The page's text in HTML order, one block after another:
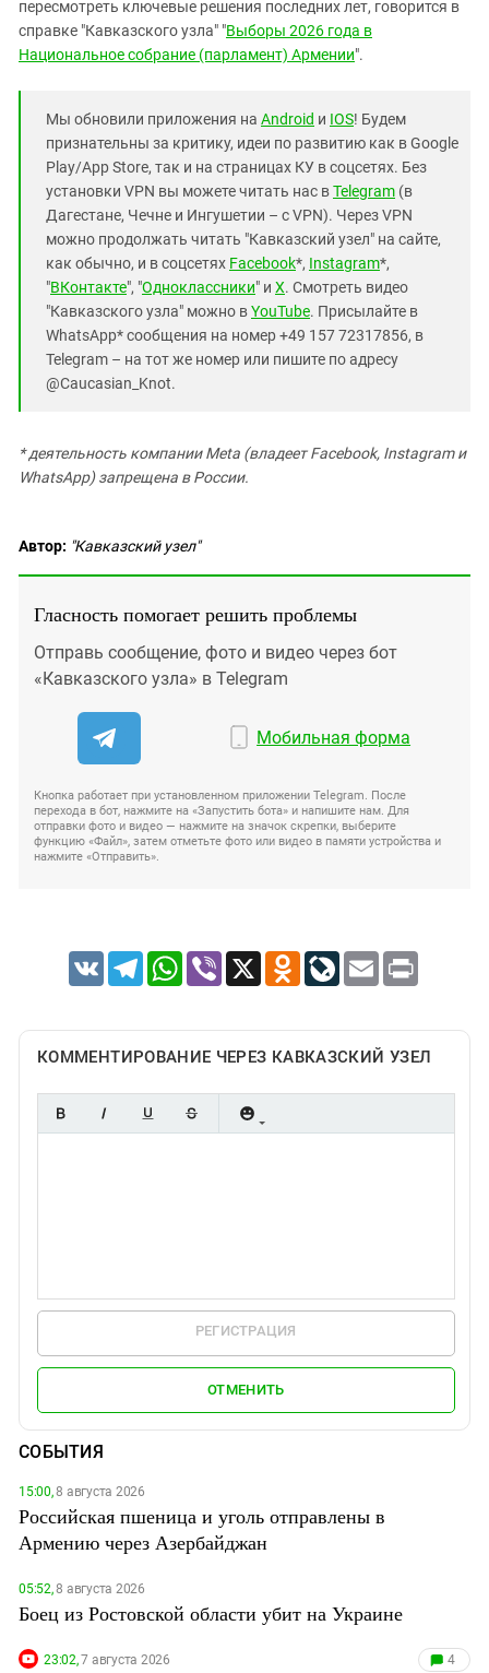
пересмотреть ключевые решения последних лет, говорится в
справке "Кавказского узла" "Выборы 2026 года в
Национальное собрание (парламент) Армении".
Мы обновили приложения на Android и IOS! Будем
признательны за критику, идеи по развитию как в Google
Play/App Store, так и на страницах КУ в соцсетях. Без
установки VPN вы можете читать нас вTelegram (в
Дагестане, Чечне и Ингушетии – с VPN). Через VPN
можно продолжать читать "Кавказский узел" на сайте,
как обычно, и в соцсетях Facebook*, Instagram*,
"ВКонтакте", "Одноклассники" и X. Смотреть видео
"Кавказского узла" можно вYouTube. Присылайте в
WhatsApp* сообщения на номер +49 157 72317856, в
Telegram – на тот же номер или пишите по адресу
@Caucasian_Knot.
* деятельность компании Meta (владеет Facebook, Instagram и
WhatsApp) запрещена в России.
Автор: "Кавказский узел"
Гласность помогает решить проблемы
Отправь сообщение, фото и видео через бот
«Кавказского узла» в Telegram
Мобильная форма
Кнопка работает при установленном приложении Telegram. После
перехода в бот, нажмите на «Запустить бота» и напишите нам. Для
отправки фото и видео — нажмите на значок скрепки, выберите
функцию «Файл», затем отметьте фото или видео в памяти устройства и
нажмите «Отправить».
VK TelegramWhatsApp
Viber X Odnoklassniki
LiveJournal
Email Print
КОММЕНТИРОВАНИЕ ЧЕРЕЗ КАВКАЗСКИЙ УЗЕЛ
РЕГИСТРАЦИЯ
ОТМЕНИТЬ
СОБЫТИЯ
15:00,8 августа 2026
Российская пшеница и уголь отправлены в
Армению через Азербайджан
05:52,8 августа 2026
Боец из Ростовской области убит на Украине
23:02,7 августа 2026 4